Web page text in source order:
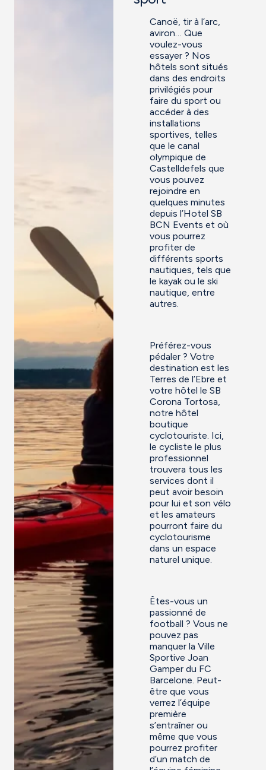
Canoë, tir à l’arc,
aviron… Que
voulez-vous
essayer ? Nos
hôtels sont situés
dans des endroits
privilégiés pour
faire du sport ou
accéder à des
installations
sportives, telles
que le canal
olympique de
Castelldefels que
vous pouvez
rejoindre en
quelques minutes
depuis l’Hotel SB
BCN Events et où
vous pourrez
profiter de
différents sports
nautiques, tels que
le kayak ou le ski
nautique, entre
autres.
Préférez-vous
pédaler ? Votre
destination est les
Terres de l’Ebre et
votre hôtel le SB
Corona Tortosa,
notre hôtel
boutique
cyclotouriste. Ici,
le cycliste le plus
professionnel
trouvera tous les
services dont il
peut avoir besoin
pour lui et son vélo
et les amateurs
pourront faire du
cyclotourisme
dans un espace
naturel unique.
Êtes-vous un
passionné de
football ? Vous ne
pouvez pas
manquer la Ville
Sportive Joan
Gamper du FC
Barcelone. Peut-
être que vous
verrez l’équipe
première
s’entraîner ou
même que vous
pourrez profiter
d’un match de